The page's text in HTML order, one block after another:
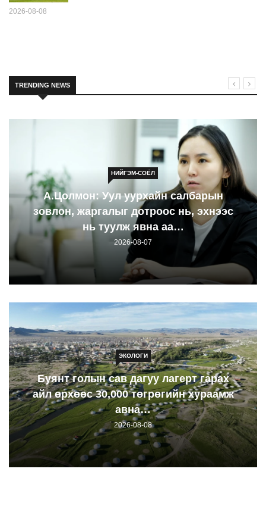
2026-08-08
TRENDING NEWS
НИЙГЭМ-СОЁЛ
А.Цолмон: Уул уурхайн салбарын
зовлон, жаргалыг дотроос нь, эхнээс
нь туулж явна аа…
2026-08-07
ЭКОЛОГИ
Буянт голын сав дагуу лагерт гарах
айл өрхөөс 30,000 төгрөгийн хураамж
авна…
2026-08-08